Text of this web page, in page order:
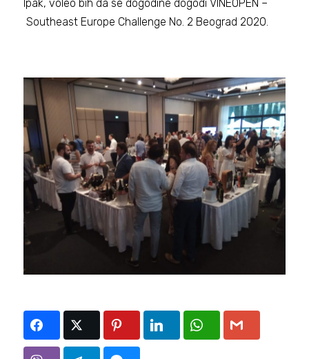
Ipak, voleo bih da se dogodine dogodi VINEOPEN –
Southeast Europe Challenge No. 2 Beograd 2020.